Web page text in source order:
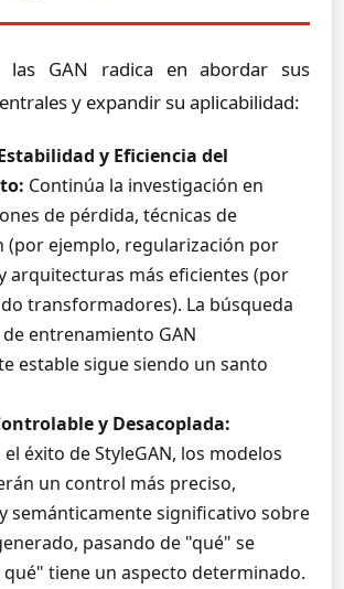
GAN radica en abordar sus
y expandir su aplicabilidad:
y Eficiencia del
Continúa la investigación en
de pérdida, técnicas de
(por ejemplo, regularización por
arquitecturas más eficientes (por
transformadores). La búsqueda
entrenamiento GAN
estable sigue siendo un santo
y Desacoplada:
éxito de StyleGAN, los modelos
un control más preciso,
semánticamente significativo sobre
pasando de "qué" se
tiene un aspecto determinado.